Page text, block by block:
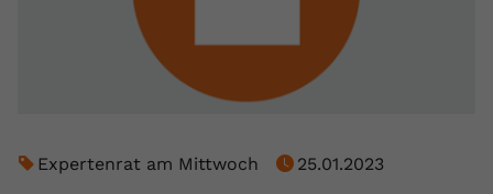
Expertenrat am Mittwoch
25.01.2023